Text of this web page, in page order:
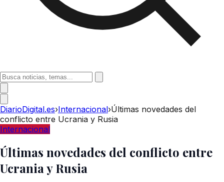
DiarioDigital.es›Internacional›Últimas novedades del
conflicto entre Ucrania y Rusia
Internacional
Últimas novedades del conflicto entre
Ucrania y Rusia